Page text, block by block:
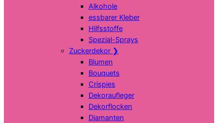
Alkohole
essbarer Kleber
Hilfsstoffe
Spezial-Sprays
Zuckerdekor ❯
Blumen
Bouquets
Crispies
Dekoraufleger
Dekorflocken
Diamanten